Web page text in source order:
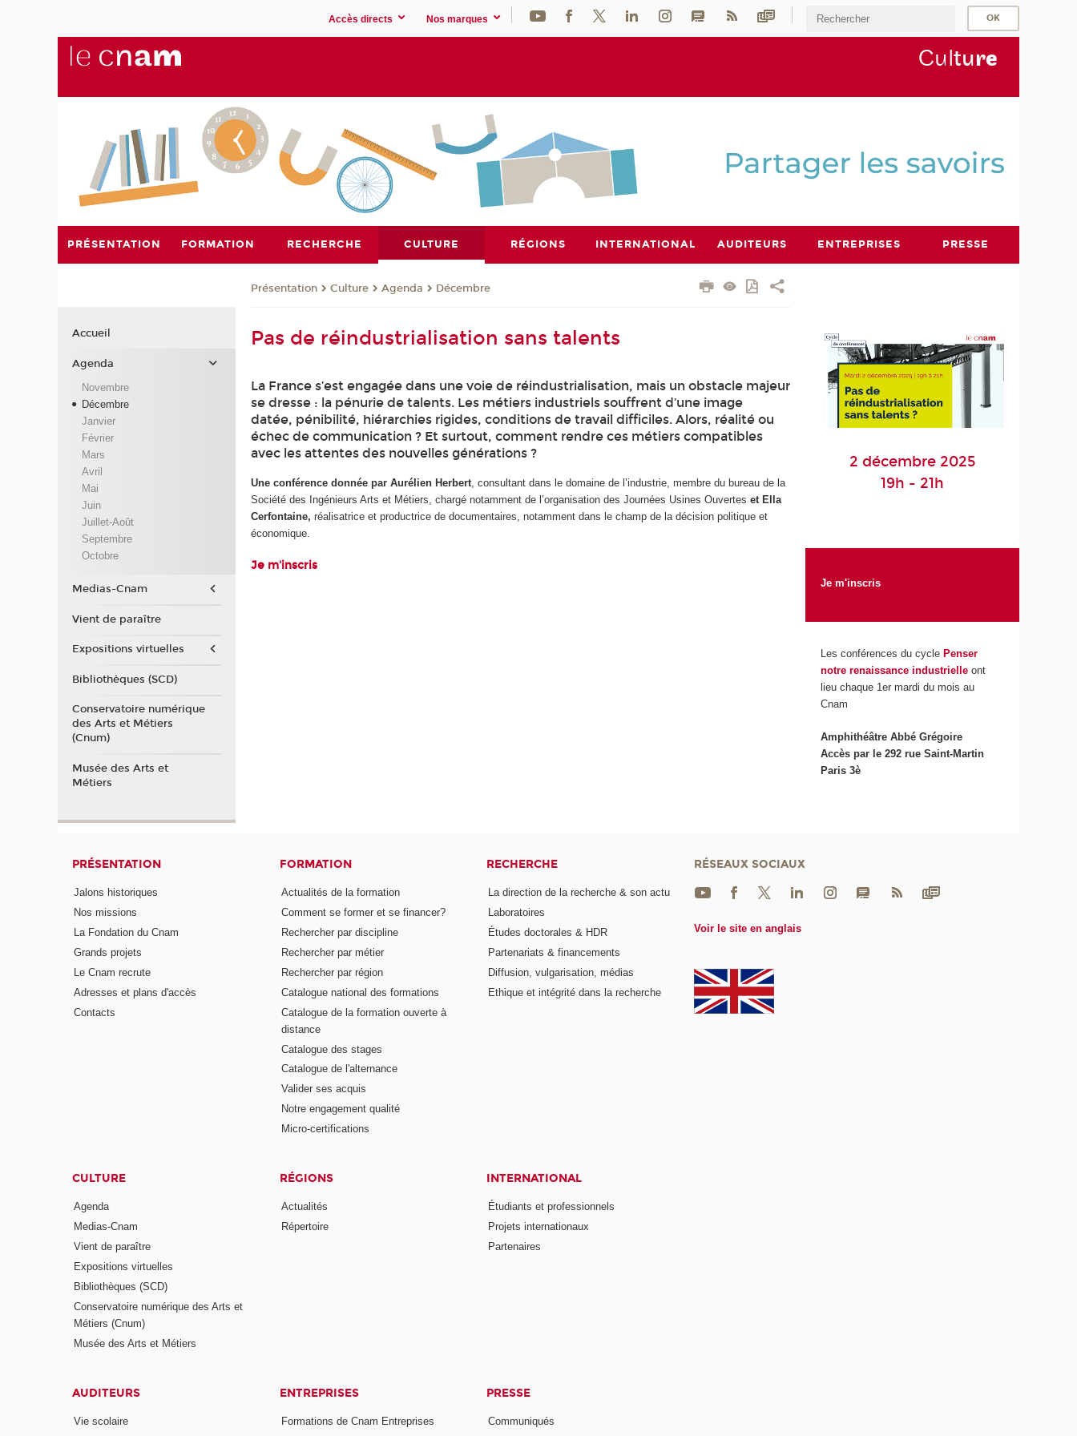
Accès directs Nos marques
Culture
PRÉSENTATION FORMATION RECHERCHE CULTURE RÉGIONS INTERNATIONAL AUDITEURS ENTREPRISES PRESSE
Présentation Culture Agenda Décembre
Pas de réindustrialisation sans talents
La France s’est engagée dans une voie de réindustrialisation, mais un obstacle majeur
se dresse : la pénurie de talents. Les métiers industriels souffrent d’une image
datée, pénibilité, hiérarchies rigides, conditions de travail difficiles. Alors, réalité ou
échec de communication ? Et surtout, comment rendre ces métiers compatibles
avec les attentes des nouvelles générations ?
Une conférence donnée par Aurélien Herbert , consultant dans le domaine de l’industrie, membre du bureau de la
Société des Ingénieurs Arts et Métiers, chargé notamment de l’organisation des Journées Usines Ouverteset Ella
Cerfontaine,réalisatrice et productrice de documentaires, notamment dans le champ de la décision politique et
économique.
Je m'inscris
2 décembre 2025
19h - 21h
Je m'inscris
Les conférences du cycle Penser
notre renaissance industrielle ont
lieu chaque 1er mardi du mois au
Cnam
Amphithéâtre Abbé Grégoire
Accès par le 292 rue Saint-Martin
Paris 3è
Accueil
Agenda
Novembre
Décembre
Janvier
Février
Mars
Avril
Mai
Juin
Juillet-Août
Septembre
Octobre
Medias-Cnam
Vient de paraître
Expositions virtuelles
Bibliothèques (SCD)
Conservatoire numérique
des Arts et Métiers
(Cnum)
Musée des Arts et
Métiers
PRÉSENTATION
Jalons historiques
Nos missions
La Fondation du Cnam
Grands projets
Le Cnam recrute
Adresses et plans d'accès
Contacts
FORMATION
Actualités de la formation
Comment se former et se financer?
Rechercher par discipline
Rechercher par métier
Rechercher par région
Catalogue national des formations
Catalogue de la formation ouverte à
distance
Catalogue des stages
Catalogue de l'alternance
Valider ses acquis
Notre engagement qualité
Micro-certifications
RECHERCHE
La direction de la recherche & son actu
Laboratoires
Études doctorales & HDR
Partenariats & financements
Diffusion, vulgarisation, médias
Ethique et intégrité dans la recherche
CULTURE
Agenda
Medias-Cnam
Vient de paraître
Expositions virtuelles
Bibliothèques (SCD)
Conservatoire numérique des Arts et
Métiers (Cnum)
Musée des Arts et Métiers
RÉGIONS
Actualités
Répertoire
INTERNATIONAL
Étudiants et professionnels
Projets internationaux
Partenaires
AUDITEURS
Vie scolaire
ENTREPRISES
Formations de Cnam Entreprises
PRESSE
Communiqués
RÉSEAUX SOCIAUX
Voir le site en anglais